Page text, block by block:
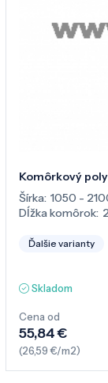
Komôrkový
Šírka: 1050 -
Dĺžka komôrok:
Ďalšie varianty
Skladom
Cena od
55,84 €
(26,59 €/m2)